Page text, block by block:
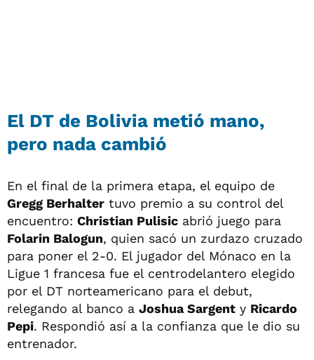
El DT de Bolivia metió mano,
pero nada cambió
En el final de la primera etapa, el equipo de
Gregg Berhalter tuvo premio a su control del
encuentro: Christian Pulisic abrió juego para
Folarin Balogun, quien sacó un zurdazo cruzado
para poner el 2-0. El jugador del Mónaco en la
Ligue 1 francesa fue el centrodelantero elegido
por el DT norteamericano para el debut,
relegando al banco a Joshua Sargent y Ricardo
Pepi. Respondió así a la confianza que le dio su
entrenador.